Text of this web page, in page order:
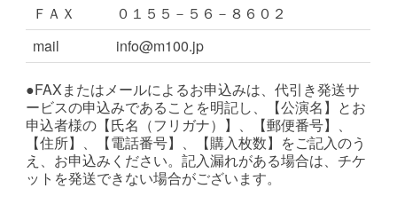
ＦＡＸ
０１５５－５６－８６０２
mail
info@m100.jp
●FAXまたはメールによるお申込みは、代引き発送サ
ービスの申込みであることを明記し、【公演名】とお
申込者様の【氏名（フリガナ）】、【郵便番号】、
【住所】、【電話番号】、【購入枚数】をご記入のう
え、お申込みください。記入漏れがある場合は、チケ
ットを発送できない場合がございます。